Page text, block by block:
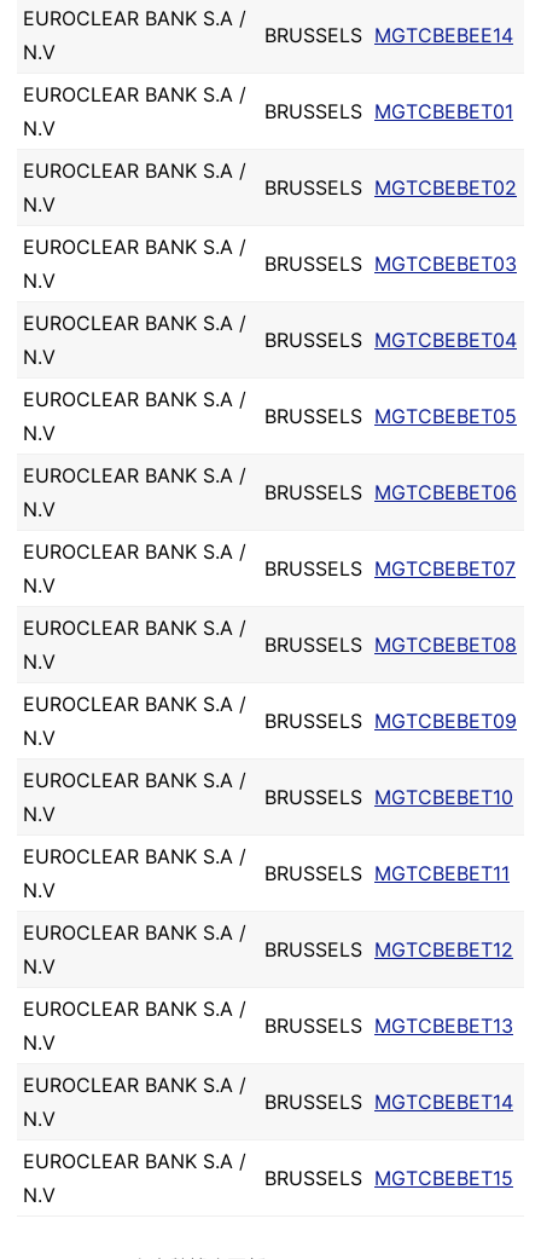
EUROCLEAR BANK S.A /
N.V
BRUSSELS MGTCBEBEE14
EUROCLEAR BANK S.A /
N.V
BRUSSELS MGTCBEBET01
EUROCLEAR BANK S.A /
N.V
BRUSSELS MGTCBEBET02
EUROCLEAR BANK S.A /
N.V
BRUSSELS MGTCBEBET03
EUROCLEAR BANK S.A /
N.V
BRUSSELS MGTCBEBET04
EUROCLEAR BANK S.A /
N.V
BRUSSELS MGTCBEBET05
EUROCLEAR BANK S.A /
N.V
BRUSSELS MGTCBEBET06
EUROCLEAR BANK S.A /
N.V
BRUSSELS MGTCBEBET07
EUROCLEAR BANK S.A /
N.V
BRUSSELS MGTCBEBET08
EUROCLEAR BANK S.A /
N.V
BRUSSELS MGTCBEBET09
EUROCLEAR BANK S.A /
N.V
BRUSSELS MGTCBEBET10
EUROCLEAR BANK S.A /
N.V
BRUSSELS MGTCBEBET11
EUROCLEAR BANK S.A /
N.V
BRUSSELS MGTCBEBET12
EUROCLEAR BANK S.A /
N.V
BRUSSELS MGTCBEBET13
EUROCLEAR BANK S.A /
N.V
BRUSSELS MGTCBEBET14
EUROCLEAR BANK S.A /
N.V
BRUSSELS MGTCBEBET15